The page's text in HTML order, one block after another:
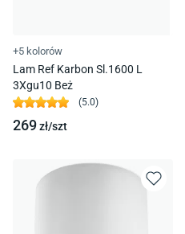
+5 kolorów
Lam Ref Karbon Sl.1600 L
3Xgu10 Beż
(5.0)
269zł/szt